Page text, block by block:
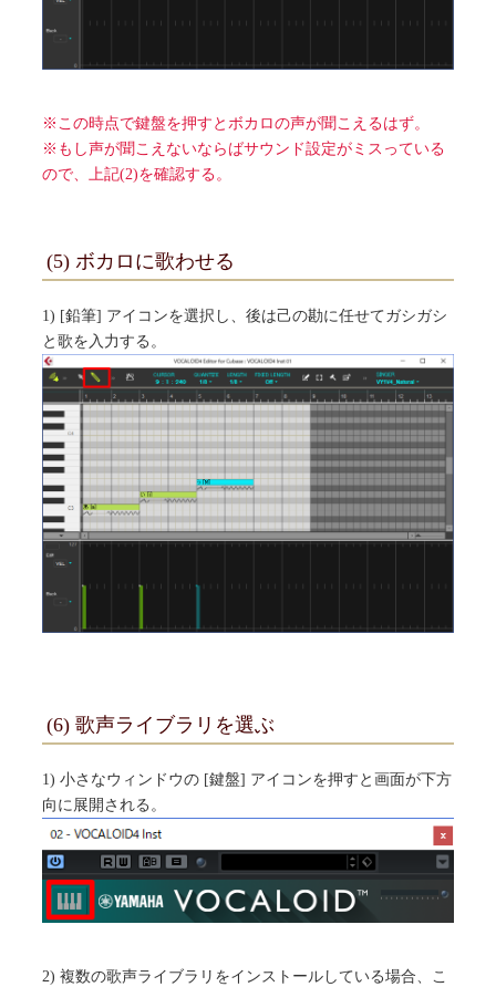
※この時点で鍵盤を押すとボカロの声が聞こえるはず。
※もし声が聞こえないならばサウンド設定がミスっている
ので、上記(2)を確認する。
(5) ボカロに歌わせる
1) [鉛筆] アイコンを選択し、後は己の勘に任せてガシガシ
と歌を入力する。
(6) 歌声ライブラリを選ぶ
1) 小さなウィンドウの [鍵盤] アイコンを押すと画面が下方
向に展開される。
2) 複数の歌声ライブラリをインストールしている場合、こ